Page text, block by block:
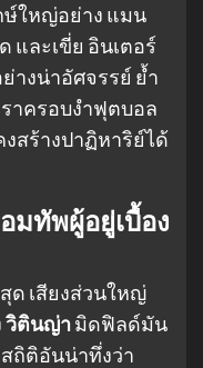
ใหญ่อย่าง แมน
และเขี่ย อินเตอร์
างน่าอัศจรรย์ ย้ำ
ราครอบงำฟุตบอล
สร้างปาฏิหาริย์ได้
มทัพผู้อยู่เบื้อง
ด เสียงส่วนใหญ่
วิตินญ่ามิดฟิลด์มัน
สถิติอันน่าทึ่งว่า